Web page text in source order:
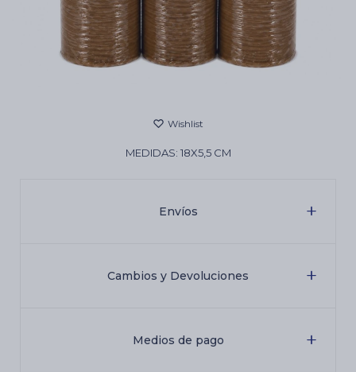
MEDIDAS: 18X5,5 CM
Envíos
Cambios y Devoluciones
Medios de pago
Cartas de Tarot
Aromatizantes de ambientes
Artículos Esotéricos